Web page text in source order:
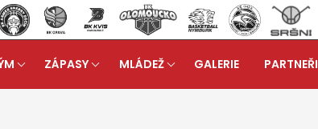
ZÁPASY MLÁDEŽ GALERIE PARTNEŘI